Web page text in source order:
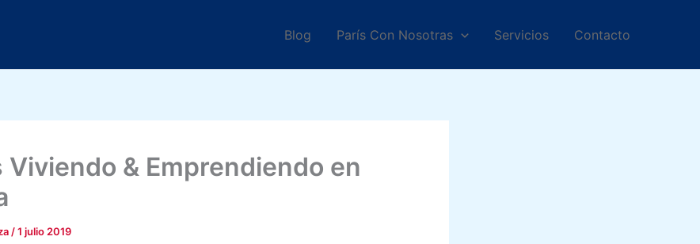
Blog París Con Nosotras Servicios Contacto
Viviendo & Emprendiendo en
/1 julio 2019